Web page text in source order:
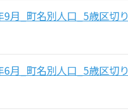
月_町名別人口_5歳区切り
月_町名別人口_5歳区切り